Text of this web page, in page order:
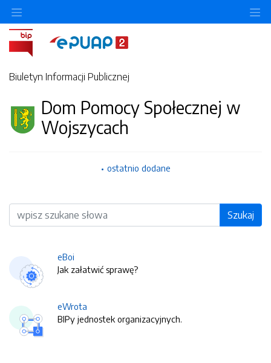
Biuletyn Informacji Publicznej
Dom Pomocy Społecznej w
Wojszycach
ostatnio dodane
Wyszukiwarka Szukaj
eBoi
Jak załatwić sprawę?
eWrota
BIPy jednostek organizacyjnych.